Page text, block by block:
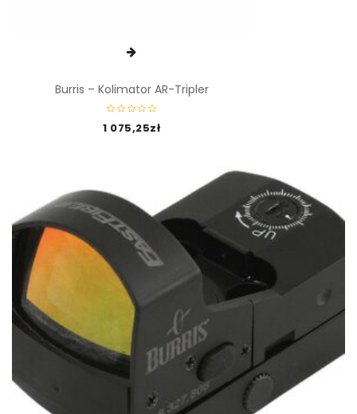
Burris – Kolimator AR-Tripler
1 075,25zł